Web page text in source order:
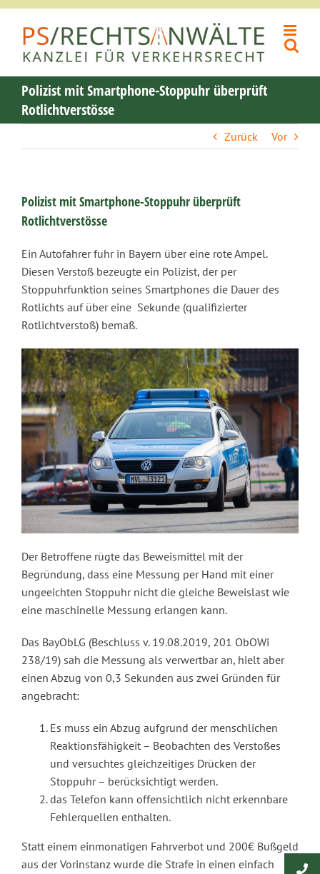
Inhalt
springen
Polizist mit Smartphone-Stoppuhr überprüft
Rotlichtverstösse
Zurück Vor
Polizist mit Smartphone-Stoppuhr überprüft
Rotlichtverstösse
Ein Autofahrer fuhr in Bayern über eine rote Ampel.
Diesen Verstoß bezeugte ein Polizist, der per
Stoppuhrfunktion seines Smartphones die Dauer des
Rotlichts auf über eine Sekunde (qualifizierter
Rotlichtverstoß) bemaß.
Der Betroffene rügte das Beweismittel mit der
Begründung, dass eine Messung per Hand mit einer
ungeeichten Stoppuhr nicht die gleiche Beweislast wie
eine maschinelle Messung erlangen kann.
Das BayObLG (Beschluss v. 19.08.2019, 201 ObOWi
238/19) sah die Messung als verwertbar an, hielt aber
einen Abzug von 0,3 Sekunden aus zwei Gründen für
angebracht:
Es muss ein Abzug aufgrund der menschlichen
Reaktionsfähigkeit – Beobachten des Verstoßes
und versuchtes gleichzeitiges Drücken der
Stoppuhr – berücksichtigt werden.
das Telefon kann offensichtlich nicht erkennbare
Fehlerquellen enthalten.
Statt einem einmonatigen Fahrverbot und 200€ Bußgeld
aus der Vorinstanz wurde die Strafe in einen einfach